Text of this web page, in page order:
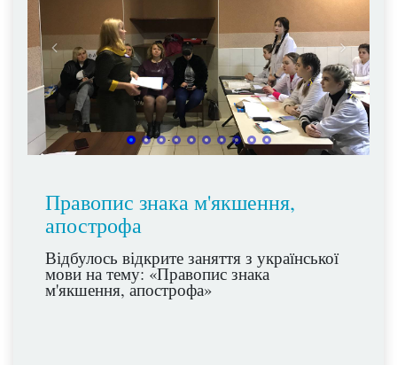
Правопис знака м'якшення,
апострофа
Відбулось відкрите заняття з української
мови на тему: «Правопис знака
м'якшення, апострофа»